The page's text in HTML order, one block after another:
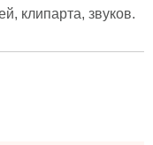
клипарта, звуков.